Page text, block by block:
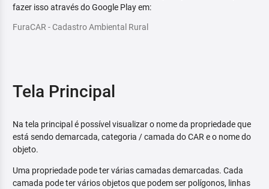
fazer isso através do Google Play em:
FuraCAR - Cadastro Ambiental Rural
Tela Principal
Na tela principal é possível visualizar o nome da propriedade que
está sendo demarcada, categoria / camada do CAR e o nome do
objeto.
Uma propriedade pode ter várias camadas demarcadas. Cada
camada pode ter vários objetos que podem ser polígonos, linhas